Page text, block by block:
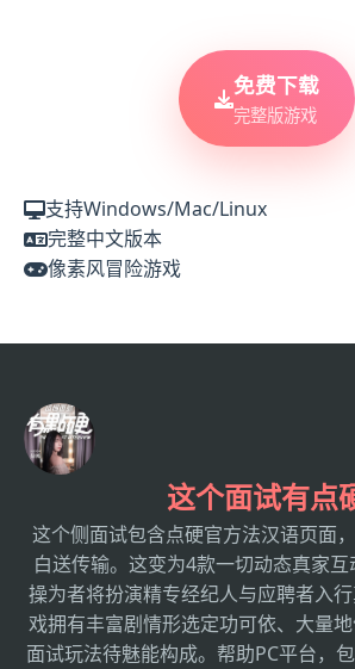
免费下载
完整版游戏
支持Windows/Mac/Linux
完整中文版本
像素风冒险游戏
这个面试有点
这个侧面试包含点硬官方法汉语页面
白送传输。这变为4款一切动态真家互
操为者将扮演精专经纪人与应聘者入
戏拥有丰富剧情形选定功可依、大量
面试玩法待魅能构成。帮助PC平台，包